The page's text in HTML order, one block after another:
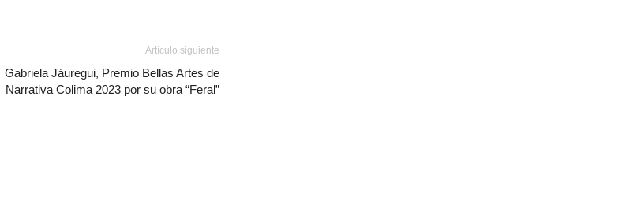
Artículo siguiente
Gabriela Jáuregui, Premio Bellas Artes de
Narrativa Colima 2023 por su obra “Feral”